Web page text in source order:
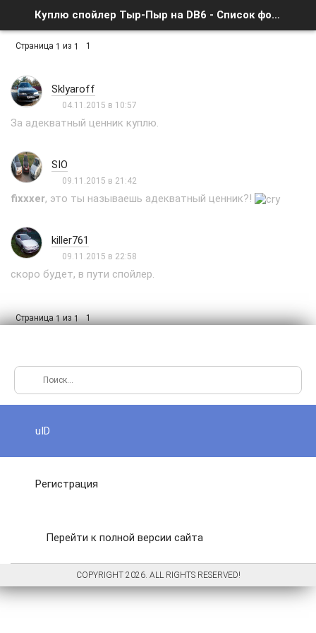
Куплю спойлер Тыр-Пыр на DB6 - Список форумов
Страница 1 из 1 1
Sklyaroff
04.11.2015 в 10:57
За адекватный ценник куплю.
SIO
09.11.2015 в 21:42
fixxxer, это ты называешь адекватный ценник?!
killer761
09.11.2015 в 22:58
скоро будет, в пути спойлер.
Страница1из1 1
uID
Регистрация
Перейти к полной версии сайта
COPYRIGHT 2026. ALL RIGHTS RESERVED!